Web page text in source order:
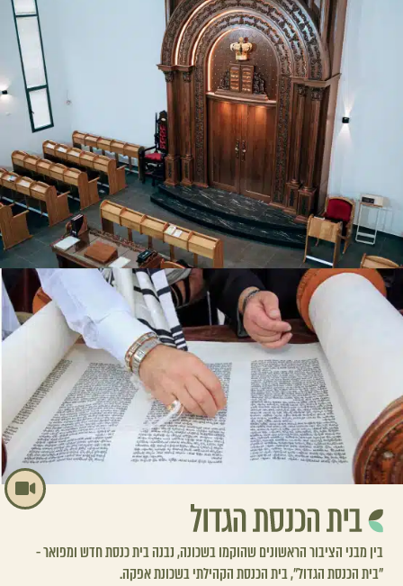
בין מבני הציבור הראשונים שהוקמו בשכונה, נבנה בית כנסת חדש ומפואר -
״בית הכנסת הגדול״, בית הכנסת הקהילתי בשכונת אפקה.